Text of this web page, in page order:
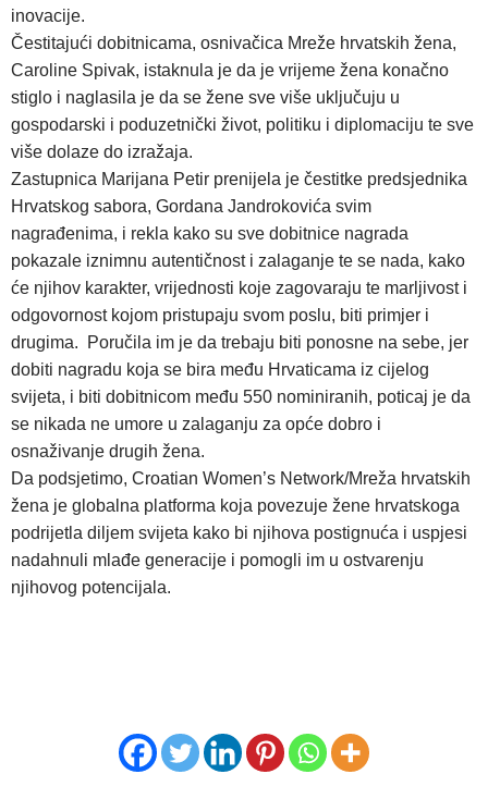
inovacije.
Čestitajući dobitnicama, osnivačica Mreže hrvatskih žena,
Caroline Spivak, istaknula je da je vrijeme žena konačno
stiglo i naglasila je da se žene sve više uključuju u
gospodarski i poduzetnički život, politiku i diplomaciju te sve
više dolaze do izražaja.
Zastupnica Marijana Petir prenijela je čestitke predsjednika
Hrvatskog sabora, Gordana Jandrokovića svim
nagrađenima, i rekla kako su sve dobitnice nagrada
pokazale iznimnu autentičnost i zalaganje te se nada, kako
će njihov karakter, vrijednosti koje zagovaraju te marljivost i
odgovornost kojom pristupaju svom poslu, biti primjer i
drugima. Poručila im je da trebaju biti ponosne na sebe, jer
dobiti nagradu koja se bira među Hrvaticama iz cijelog
svijeta, i biti dobitnicom među 550 nominiranih, poticaj je da
se nikada ne umore u zalaganju za opće dobro i
osnaživanje drugih žena.
Da podsjetimo, Croatian Women’s Network/Mreža hrvatskih
žena je globalna platforma koja povezuje žene hrvatskoga
podrijetla diljem svijeta kako bi njihova postignuća i uspjesi
nadahnuli mlađe generacije i pomogli im u ostvarenju
njihovog potencijala.